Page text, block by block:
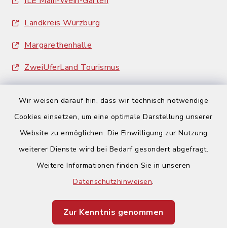
Wir weisen darauf hin, dass wir technisch notwendige
Cookies einsetzen, um eine optimale Darstellung unserer
Website zu ermöglichen. Die Einwilligung zur Nutzung
weiterer Dienste wird bei Bedarf gesondert abgefragt.
Weitere Informationen finden Sie in unseren
Datenschutzhinweisen.
Zur Kenntnis genommen
Landkreis Würzburg
Margarethenhalle
ZweiUferLand Tourismus
Barrierefreiheit
Impressum